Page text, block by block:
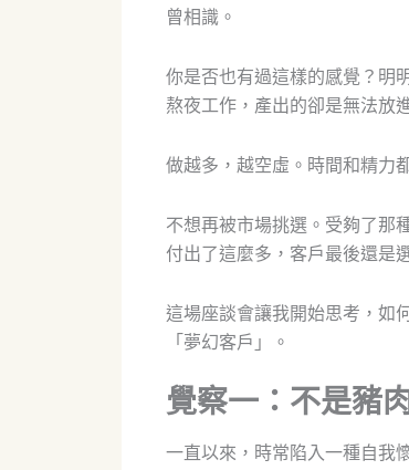
曾相識。
你是否也有過這樣的感覺？明
熬夜工作，產出的卻是無法放
做越多，越空虛。時間和精力
不想再被市場挑選。受夠了那
付出了這麼多，客戶最後還是
這場座談會讓我開始思考，如
「夢幻客戶」。
覺察一：不是豬
一直以來，時常陷入一種自我